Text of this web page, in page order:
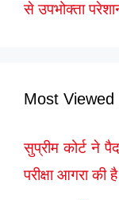
से उपभोक्ता
Most Viewed
सुप्रीम कोर्ट ने
परीक्षा आगरा की है